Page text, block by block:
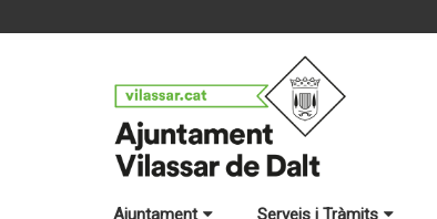
Ajuntament Serveis i Tràmits